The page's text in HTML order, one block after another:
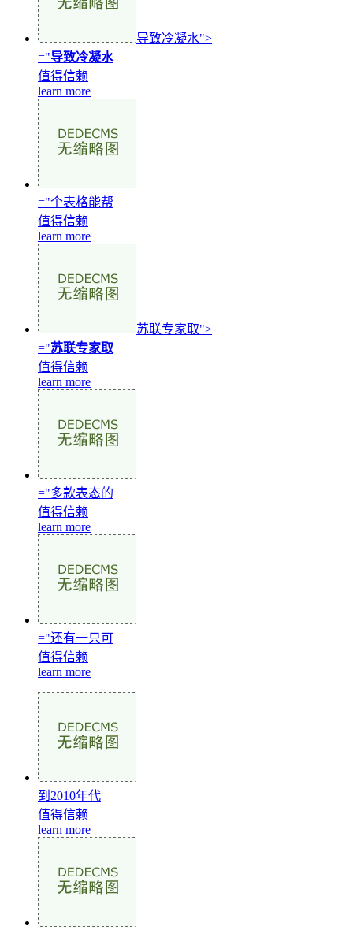
导致冷凝水">
="导致冷凝水
值得信赖
learn more
="个表格能帮
值得信赖
learn more
苏联专家取">
="苏联专家取
值得信赖
learn more
="多款表态的
值得信赖
learn more
="还有一只可
值得信赖
learn more
到2010年代
值得信赖
learn more